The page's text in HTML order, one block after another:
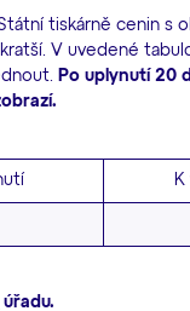
tiskárně cenin s
V uvedené
Po uplynutí 20
úřadu.